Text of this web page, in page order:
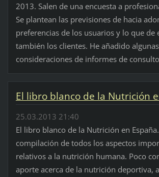
2013. Salen de una encuesta a
Se plantean las previsiones de hacia
preferencias de los usuarios y lo que de
también los clientes. He añadido algunas
consideraciones de informes de
El libro blanco de la Nutrición
25.03.2013 21:40
El libro blanco de la Nutrición en
compilación de todos los aspectos
relativos a la nutrición humana. Poco
aporte acerca de la nutrición deportiva,